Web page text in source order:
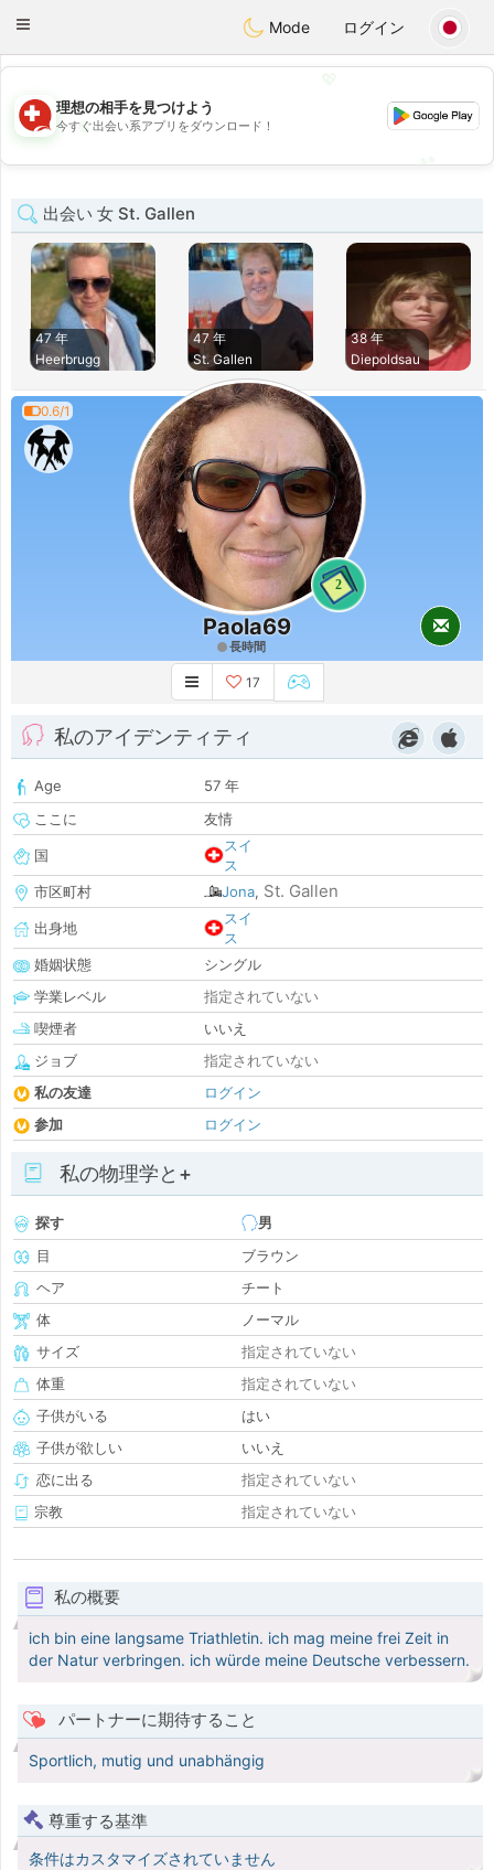
Suissi
Toggle
Mode ログイン
💖
💕
理想の相手を見つけよう
今すぐ出会い系アプリをダウンロード！
出会い 女 St. Gallen
47 年
Heerbrugg
47 年
St. Gallen
38 年
Diepoldsau
0.6/1
2
Paola69
長時間
17
私のアイデンティティ
Age
57 年
ここに
友情
国
スイ
ス
市区町村
Jona, St. Gallen
出身地
スイ
ス
婚姻状態
シングル
学業レベル
指定されていない
喫煙者
いいえ
ジョブ
指定されていない
私の友達
ログイン
参加
ログイン
私の物理学と+
探す
男
目
ブラウン
ヘア
チート
体
ノーマル
サイズ
指定されていない
体重
指定されていない
子供がいる
はい
子供が欲しい
いいえ
恋に出る
指定されていない
宗教
指定されていない
私の概要
ich bin eine langsame Triathletin. ich mag meine frei Zeit in
der Natur verbringen. ich würde meine Deutsche verbessern.
パートナーに期待すること
Sportlich, mutig und unabhängig
尊重する基準
条件はカスタマイズされていません